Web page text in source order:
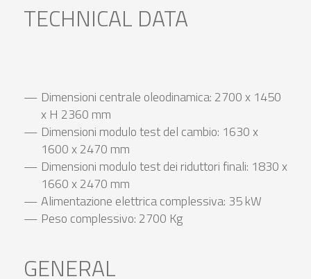
TECHNICAL DATA
Dimensioni centrale oleodinamica: 2700 x 1450
x H 2360 mm
Dimensioni modulo test del cambio: 1630 x
1600 x 2470 mm
Dimensioni modulo test dei riduttori finali: 1830 x
1660 x 2470 mm
Alimentazione elettrica complessiva: 35 kW
Peso complessivo: 2700 Kg
GENERAL